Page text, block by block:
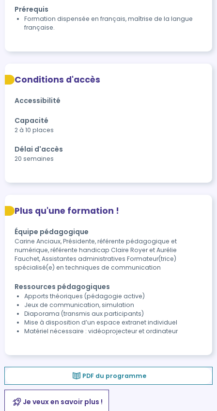
Prérequis
Formation dispensée en français, maîtrise de la langue
française.
Conditions d'accès
Accessibilité
Capacité
2 à 10 places
Délai d'accès
20 semaines
Plus qu'une formation !
Équipe pédagogique
Carine Anciaux, Présidente, référente pédagogique et
numérique, référente handicap Claire Royer et Aurélie
Fauchet, Assistantes administratives Formateur(trice)
spécialisé(e) en techniques de communication
Ressources pédagogiques
Apports théoriques (pédagogie active)
Jeux de communication, simulation
Diaporama (transmis aux participants)
Mise à disposition d’un espace extranet individuel
Matériel nécessaire : vidéoprojecteur et ordinateur
PDF du programme
Je veux en savoir plus !